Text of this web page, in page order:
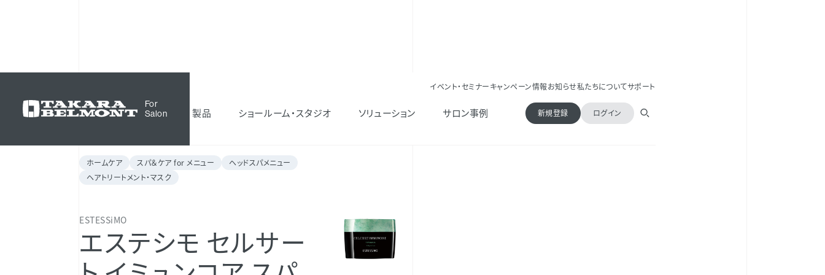
For
Salon
製品 ショールーム・スタジオ ソリューション サロン事例
イベント・セミナーキャンペーン情報お知らせ私たちについてサポート
新規登録 ログイン
ホームケア スパ＆ケア for メニュー
ヘッドスパメニュー
ヘアトリートメント・マスク
ESTESSiMO
エステシモ セルサー